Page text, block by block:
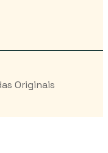
Originais